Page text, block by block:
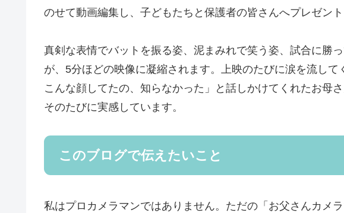
のせて動画編集し、子どもたちと保護者の皆さんへプレゼント
真剣な表情でバットを振る姿、泥まみれで笑う姿、試合に
が、5分ほどの映像に凝縮されます。 上映のたびに涙を流して
こんな顔してたの、知らなかった」と話しかけてくれたお母さ
そのたびに実感しています。
このブログで伝えたいこと
私はプロカメラマンではありません。ただの「お父さんカメラ